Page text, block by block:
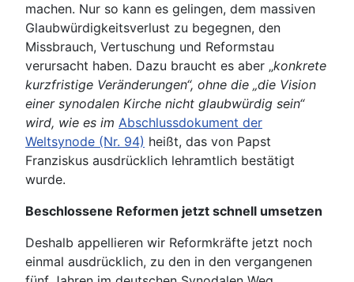
machen. Nur so kann es gelingen, dem massiven
Glaubwürdigkeitsverlust zu begegnen, den
Missbrauch, Vertuschung und Reformstau
verursacht haben. Dazu braucht es aber „konkrete
kurzfristige Veränderungen“, ohne die „die Vision
einer synodalen Kirche nicht glaubwürdig sein“
wird, wie es im Abschlussdokument der
Weltsynode (Nr. 94) heißt, das von Papst
Franziskus ausdrücklich lehramtlich bestätigt
wurde.
Beschlossene Reformen jetzt schnell umsetzen
Deshalb appellieren wir Reformkräfte jetzt noch
einmal ausdrücklich, zu den in den vergangenen